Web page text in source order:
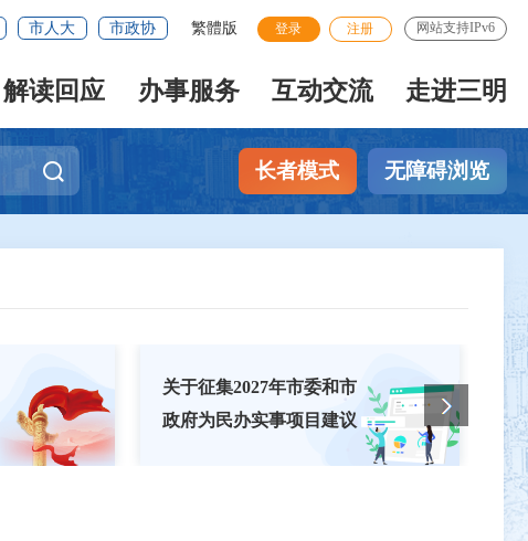
市人大 市政协 繁體版 登录 注册 网站支持IPv6
解读回应 办事服务 互动交流 走进三明
长者模式 无障碍浏览
关于征集2027年市委和市
政府为民办实事项目建议
国